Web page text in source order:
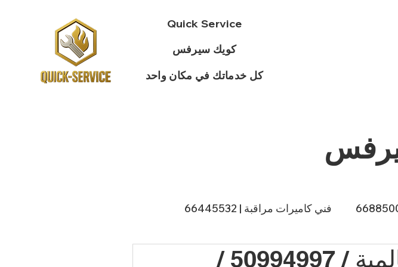
Quick Service
كويك سيرفس
كل خدماتك في مكان واحد
فني كاميرات مراقبة | 66445532
صباغ الكويت | 66874433
فني مقوي سيرفس السالمية / 50994997 /